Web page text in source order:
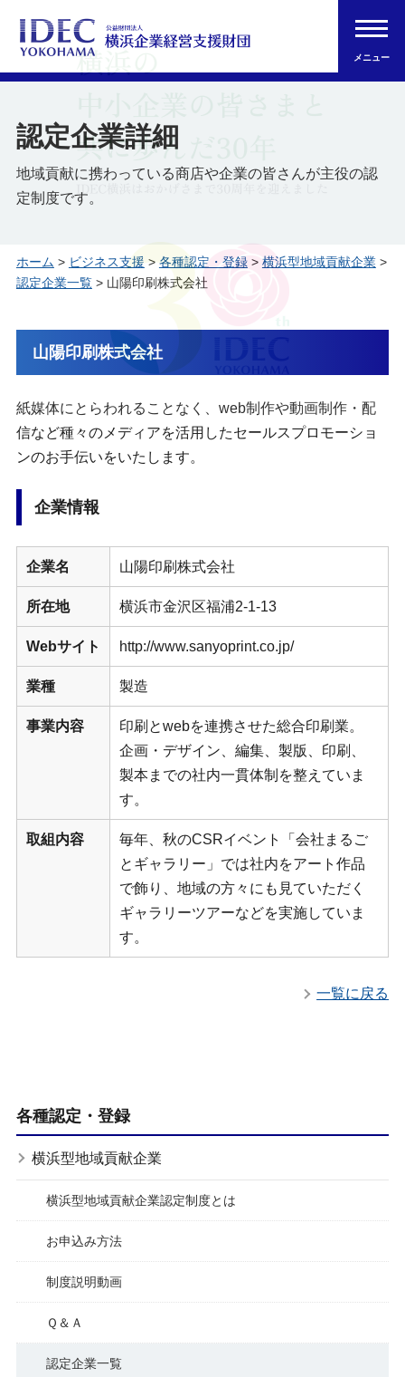
メニュー
認定企業詳細
地域貢献に携わっている商店や企業の皆さんが主役の認
定制度です。
ホーム > ビジネス支援 > 各種認定・登録> 横浜型地域貢献企業>
認定企業一覧> 山陽印刷株式会社
山陽印刷株式会社
紙媒体にとらわれることなく、web制作や動画制作・配
信など種々のメディアを活用したセールスプロモーショ
ンのお手伝いをいたします。
企業情報
企業名 山陽印刷株式会社
所在地 横浜市金沢区福浦2-1-13
Webサイト http://www.sanyoprint.co.jp/
業種 製造
事業内容
印刷とwebを連携させた総合印刷業。
企画・デザイン、編集、製版、印刷、
製本までの社内一貫体制を整えていま
す。
取組内容
毎年、秋のCSRイベント「会社まるご
とギャラリー」では社内をアート作品
で飾り、地域の方々にも見ていただく
ギャラリーツアーなどを実施していま
す。
一覧に戻る
各種認定・登録
横浜型地域貢献企業
横浜型地域貢献企業認定制度とは
お申込み方法
制度説明動画
Ｑ＆Ａ
認定企業一覧